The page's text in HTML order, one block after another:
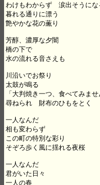
わけもわからず　涙出そうにな
暮れる通りに漂う
艶やかな花の薫り
芳醇、濃厚な夕闇
橋の下で
水の流れる音さえも
川沿いでお祭り
太鼓が鳴る
「大判焼き一つ、食べてみませ
尋ねられ　財布のひもをとく
一人なんだ
相も変わらず
この町の特別な彩り
そぞろ歩く風に揺れる夜桜
一人なんだ
君がいた日々
一人の春